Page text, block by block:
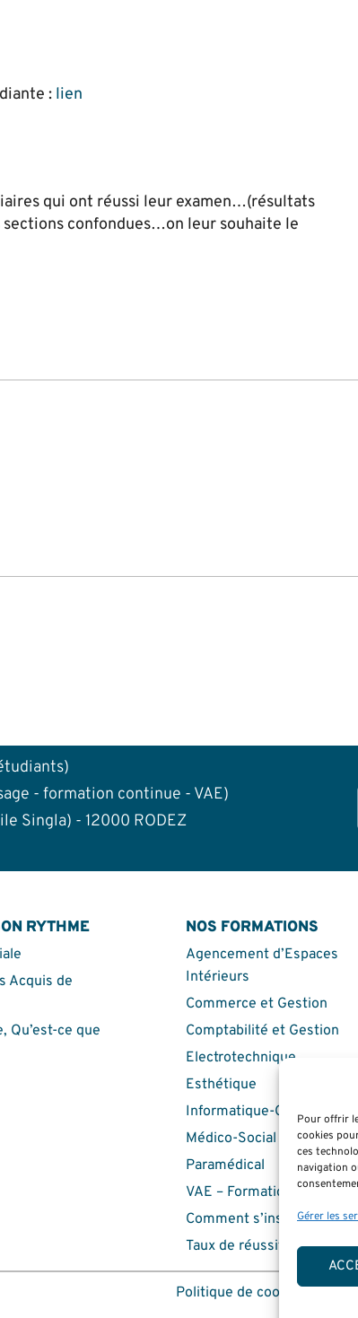
Pour offrir
cookies
ces
navigation
Gérer les
: lien
qui ont réussi leur examen…(résultats
confondues…on leur souhaite le
- formation continue - VAE)
Singla) - 12000 RODEZ
RYTHME
Acquis de
Qu’est-ce que
NOS FORMATIONS
Agencement d’Espaces
Intérieurs
Commerce et Gestion
Comptabilité et Gestion
Electrotechnique
Esthétique
Informatique-Cybersécurité
Médico-Social
Paramédical
VAE – Formation Continue
Comment s’inscrire
Taux de réussite et
Politique de cookies (UE)